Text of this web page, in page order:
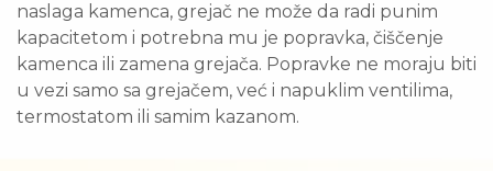
naslaga kamenca, grejač ne može da radi punim
kapacitetom i potrebna mu je popravka, čiščenje
kamenca ili zamena grejača. Popravke ne moraju biti
u vezi samo sa grejačem, već i napuklim ventilima,
termostatom ili samim kazanom.